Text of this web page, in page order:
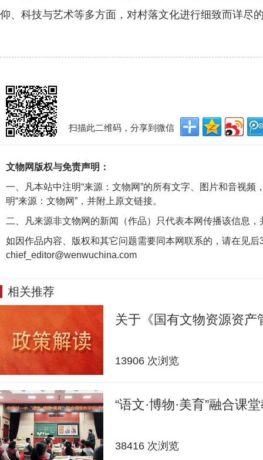
仰、科技与艺术等多方面，对村落文化进行细致而详尽
扫描此二维码，分享到微信
文物网版权与免责声明：
一、凡本站中注明“来源：文物网”的所有文字、图片和音视
明“来源：文物网”，并附上原文链接。
二、凡来源非文物网的新闻（作品）只代表本网传播该信息
如因作品内容、版权和其它问题需要同本网联系的，请在见后
chief_editor@wenwuchina.com
相关推荐
关于《国有文物资源资
13906 次浏览
“语文·博物·美育”融合课
38416 次浏览